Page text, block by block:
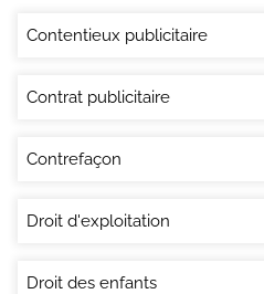
Contentieux publicitaire
Contrat publicitaire
Contrefaçon
Droit d'exploitation
Droit des enfants